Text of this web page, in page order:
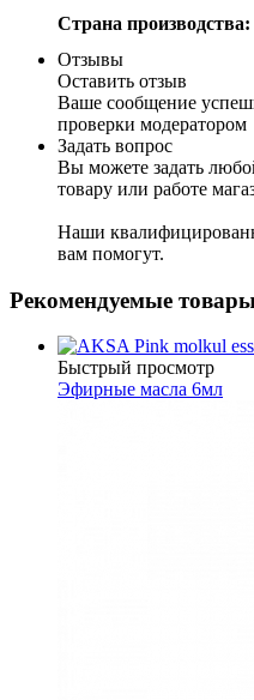
Страна
Отзывы
Оставить отзыв
Ваше сообщение
проверки модератором
Задать вопрос
Вы можете задать
товару или работе
Наши
вам помогут.
Рекомендуемые
Быстрый просмотр
Эфирные масла 6мл